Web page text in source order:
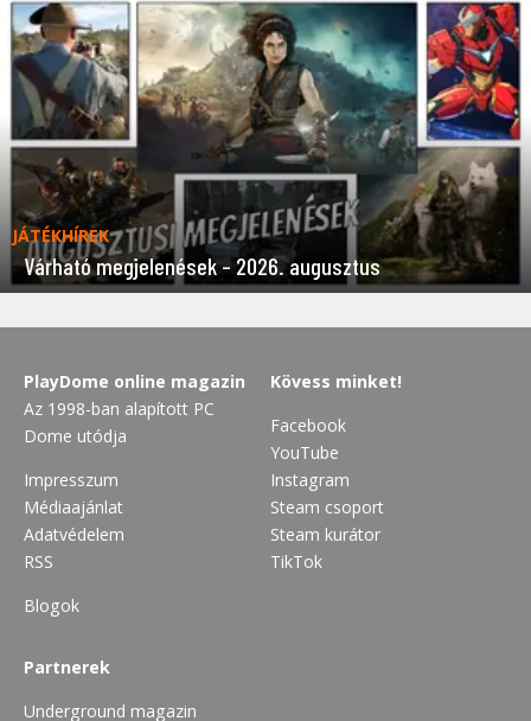
JÁTÉKHÍREK
Várható megjelenések – 2026. augusztus
PlayDome online magazin
Az 1998-ban alapított PC
Dome utódja
Impresszum
Médiaajánlat
Adatvédelem
RSS
Blogok
Kövess minket!
Facebook
YouTube
Instagram
Steam csoport
Steam kurátor
TikTok
Partnerek
Underground magazin